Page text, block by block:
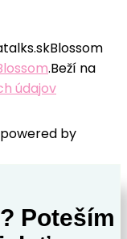
Blossom
.Beží na
údajov
by
Poteším